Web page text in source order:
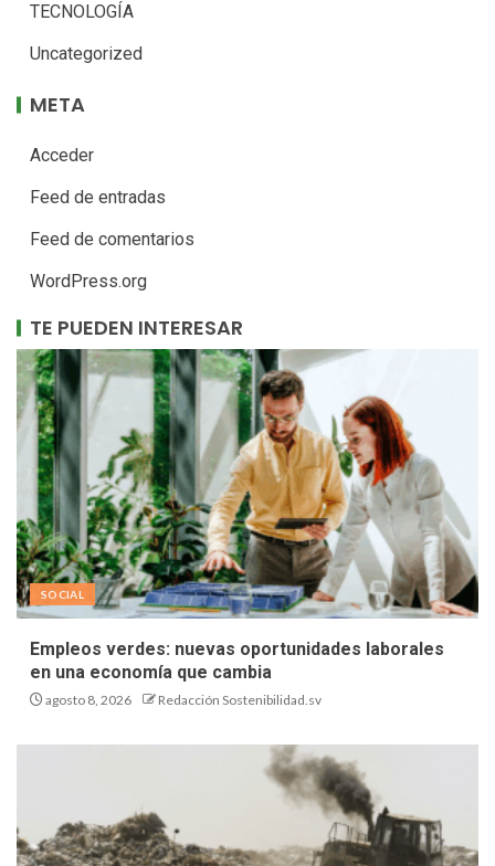
TECNOLOGÍA
Uncategorized
META
Acceder
Feed de entradas
Feed de comentarios
WordPress.org
TE PUEDEN INTERESAR
SOCIAL
Empleos verdes: nuevas oportunidades laborales
en una economía que cambia
agosto 8, 2026 Redacción Sostenibilidad.sv